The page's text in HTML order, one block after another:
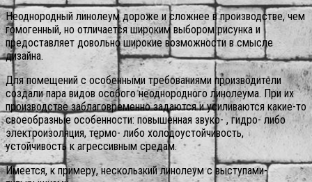
Неоднородный линолеум дороже и сложнее в производстве, чем
гомогенный, но отличается широким выбором рисунка и
предоставляет довольно широкие возможности в смысле
дизайна.
Для помещений с особенными требованиями производители
создали пара видов особого неоднородного линолеума. При их
производстве заблаговременно задаются и усиливаются какие-то
своеобразные особенности: повышенная звуко- , гидро- либо
электроизоляция, термо- либо холодоустойчивость,
устойчивость к агрессивным средам.
Имеется, к примеру, нескользкий линолеум с выступами-